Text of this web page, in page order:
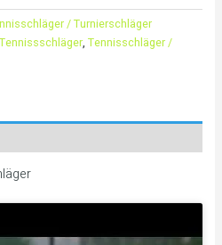
/ Turnierschläger
, Tennisschläger /